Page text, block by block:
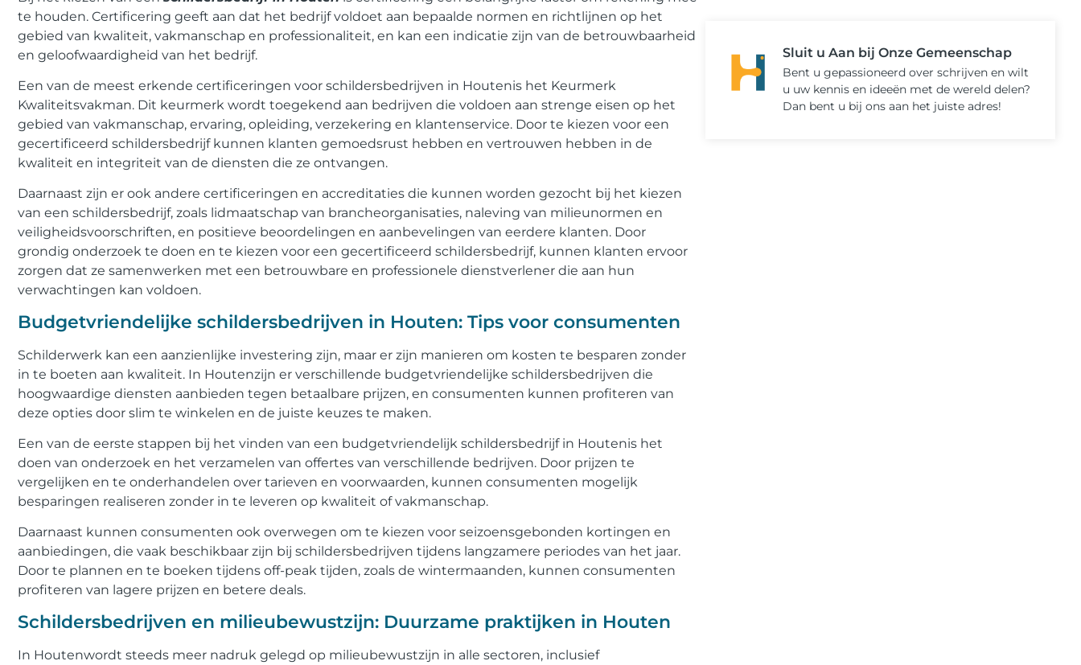
te houden. Certificering geeft aan dat het bedrijf voldoet aan bepaalde normen en richtlijnen op het
gebied van kwaliteit, vakmanschap en professionaliteit, en kan een indicatie zijn van de betrouwbaarheid
en geloofwaardigheid van het bedrijf.
Een van de meest erkende certificeringen voor schildersbedrijven in Houtenis het Keurmerk
Kwaliteitsvakman. Dit keurmerk wordt toegekend aan bedrijven die voldoen aan strenge eisen op het
gebied van vakmanschap, ervaring, opleiding, verzekering en klantenservice. Door te kiezen voor een
gecertificeerd schildersbedrijf kunnen klanten gemoedsrust hebben en vertrouwen hebben in de
kwaliteit en integriteit van de diensten die ze ontvangen.
Daarnaast zijn er ook andere certificeringen en accreditaties die kunnen worden gezocht bij het kiezen
van een schildersbedrijf, zoals lidmaatschap van brancheorganisaties, naleving van milieunormen en
veiligheidsvoorschriften, en positieve beoordelingen en aanbevelingen van eerdere klanten. Door
grondig onderzoek te doen en te kiezen voor een gecertificeerd schildersbedrijf, kunnen klanten ervoor
zorgen dat ze samenwerken met een betrouwbare en professionele dienstverlener die aan hun
verwachtingen kan voldoen.
Budgetvriendelijke schildersbedrijven in Houten: Tips voor consumenten
Schilderwerk kan een aanzienlijke investering zijn, maar er zijn manieren om kosten te besparen zonder
in te boeten aan kwaliteit. In Houtenzijn er verschillende budgetvriendelijke schildersbedrijven die
hoogwaardige diensten aanbieden tegen betaalbare prijzen, en consumenten kunnen profiteren van
deze opties door slim te winkelen en de juiste keuzes te maken.
Een van de eerste stappen bij het vinden van een budgetvriendelijk schildersbedrijf in Houtenis het
doen van onderzoek en het verzamelen van offertes van verschillende bedrijven. Door prijzen te
vergelijken en te onderhandelen over tarieven en voorwaarden, kunnen consumenten mogelijk
besparingen realiseren zonder in te leveren op kwaliteit of vakmanschap.
Daarnaast kunnen consumenten ook overwegen om te kiezen voor seizoensgebonden kortingen en
aanbiedingen, die vaak beschikbaar zijn bij schildersbedrijven tijdens langzamere periodes van het jaar.
Door te plannen en te boeken tijdens off-peak tijden, zoals de wintermaanden, kunnen consumenten
profiteren van lagere prijzen en betere deals.
Schildersbedrijven en milieubewustzijn: Duurzame praktijken in Houten
In Houtenwordt steeds meer nadruk gelegd op milieubewustzijn in alle sectoren, inclusief
Sluit u Aan bij Onze Gemeenschap
Bent u gepassioneerd over schrijven en wilt
u uw kennis en ideeën met de wereld delen?
Dan bent u bij ons aan het juiste adres!